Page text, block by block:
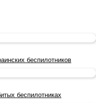
беспилотников
беспилотниках